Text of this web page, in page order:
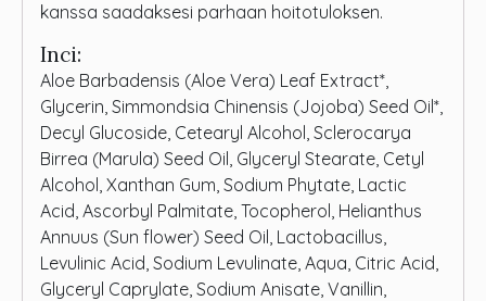
kanssa saadaksesi parhaan hoitotuloksen.
Inci:
Aloe Barbadensis (Aloe Vera) Leaf Extract*,
Glycerin, Simmondsia Chinensis (Jojoba) Seed Oil*,
Decyl Glucoside, Cetearyl Alcohol, Sclerocarya
Birrea (Marula) Seed Oil, Glyceryl Stearate, Cetyl
Alcohol, Xanthan Gum, Sodium Phytate, Lactic
Acid, Ascorbyl Palmitate, Tocopherol, Helianthus
Annuus (Sun flower) Seed Oil, Lactobacillus,
Levulinic Acid, Sodium Levulinate, Aqua, Citric Acid,
Glyceryl Caprylate, Sodium Anisate, Vanillin,